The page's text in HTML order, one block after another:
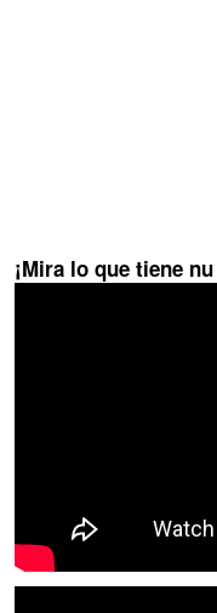
¡Mira lo que tiene